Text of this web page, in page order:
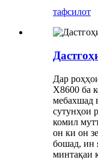
тафсилот
Дар
X8600 ба
мебахшад
сутунҳои
комил
он ки он
бошад, ин
минтақаи